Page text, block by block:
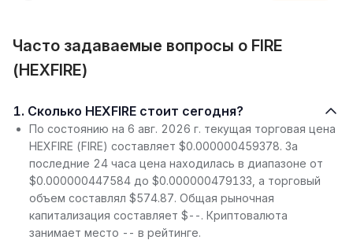
Часто задаваемые вопросы о FIRE
(HEXFIRE)
1. Сколько HEXFIRE стоит сегодня?
По состоянию на 6 авг. 2026 г. текущая торговая цена
HEXFIRE (FIRE) составляет $0.000000459378. За
последние 24 часа цена находилась в диапазоне от
$0.000000447584 до $0.000000479133, а торговый
объем составлял $574.87. Общая рыночная
капитализация составляет $--. Криптовалюта
занимает место -- в рейтинге.